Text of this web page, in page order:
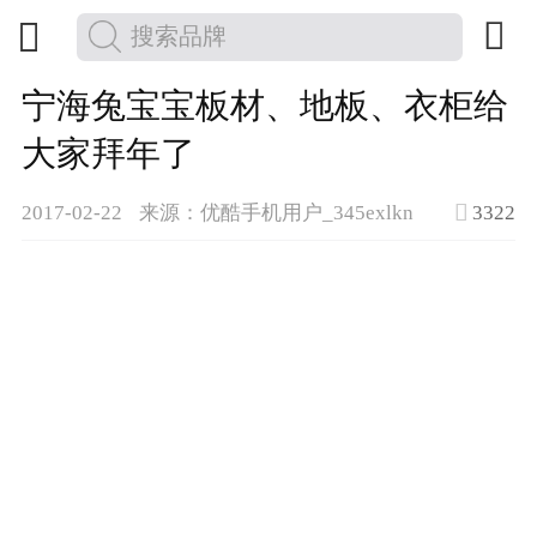
 
宁海兔宝宝板材、地板、衣柜给
大家拜年了
2017-02-22 来源：优酷手机用户_345exlkn  3322